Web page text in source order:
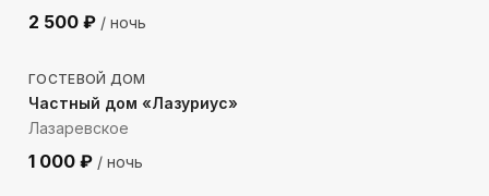
2 500 ₽ / ночь
534м до моря
ГОСТЕВОЙ ДОМ
Частный дом «Лазуриус»
Лазаревское
1 000 ₽ / ночь
73 м до моря